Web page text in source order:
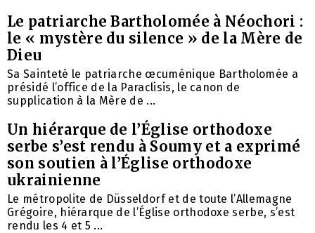
Le patriarche Bartholomée à Néochori :
le « mystère du silence » de la Mère de
Dieu
Sa Sainteté le patriarche œcuménique Bartholomée a
présidé l’office de la Paraclisis, le canon de
supplication à la Mère de ...
Un hiérarque de l’Église orthodoxe
serbe s’est rendu à Soumy et a exprimé
son soutien à l’Église orthodoxe
ukrainienne
Le métropolite de Düsseldorf et de toute l’Allemagne
Grégoire, hiérarque de l’Église orthodoxe serbe, s’est
rendu les 4 et 5 ...